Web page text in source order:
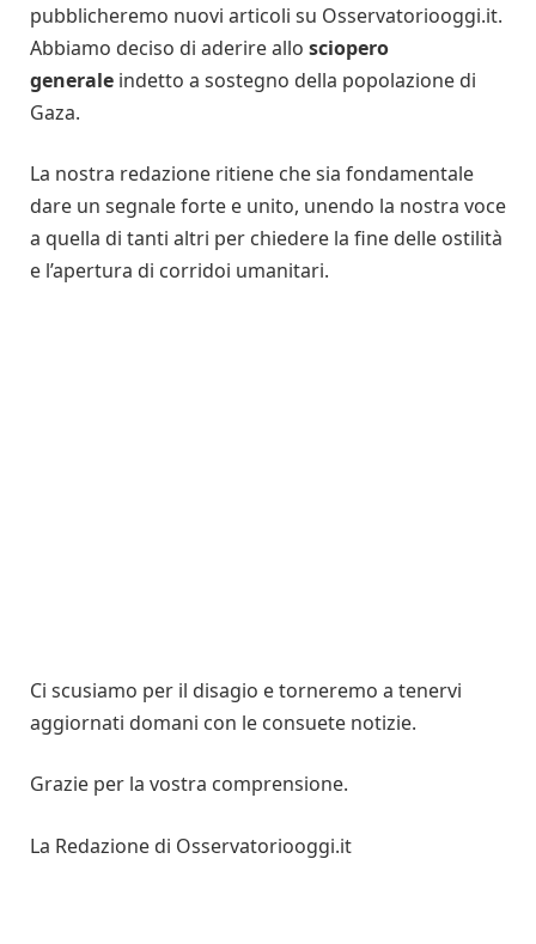
pubblicheremo nuovi articoli su Osservatoriooggi.it.
Abbiamo deciso di aderire allo sciopero
generale indetto a sostegno della popolazione di
Gaza.
La nostra redazione ritiene che sia fondamentale
dare un segnale forte e unito, unendo la nostra voce
a quella di tanti altri per chiedere la fine delle ostilità
e l’apertura di corridoi umanitari.
Ci scusiamo per il disagio e torneremo a tenervi
aggiornati domani con le consuete notizie.
Grazie per la vostra comprensione.
La Redazione di Osservatoriooggi.it